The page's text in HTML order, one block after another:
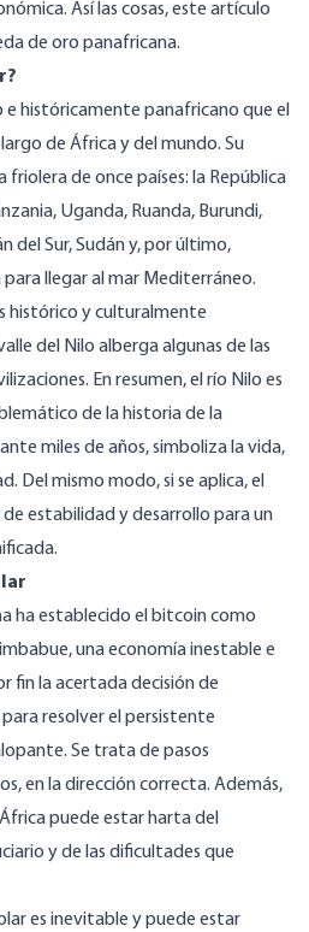
Así las cosas, este artículo
de oro panafricana.
e históricamente panafricano que el
de África y del mundo. Su
friolera de once países: la República
Uganda, Ruanda, Burundi,
del Sur, Sudán y, por último,
llegar al mar Mediterráneo.
histórico y culturalmente
del Nilo alberga algunas de las
En resumen, el río Nilo es
de la historia de la
miles de años, simboliza la vida,
Del mismo modo, si se aplica, el
estabilidad y desarrollo para un
ha establecido el bitcoincomo
una economía inestable e
fin la acertada decisión de
para resolver el persistente
Se trata de pasos
en la dirección correcta. Además,
puede estar harta del
y de las dificultades que
es inevitable y puede estar